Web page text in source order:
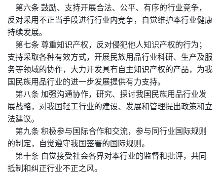
第六条 鼓励、支持开展合法、公平、有序的行业竞争，
反对采用不正当手段进行行业内竞争，自觉维护本行业健康
持续发展。
第七条 尊重知识产权，反对侵犯他人知识产权的行为；
支持采取各种有效方式，开展民族用品行业科研、生产及服
务等领域的协作，大力开发具有自主知识产权的产品，为我
国民族用品行业的进一步发展提供有力支持。
第八条 加强沟通协作，研究、探讨我国民族用品行业发
展战略，对我国轻工行业的建设、发展和管理提出政策和立
法建议。
第九条 积极参与国际合作和交流，参与同行业国际规则
的制定，自觉遵守我国签署的国际规则。
第十条 自觉接受社会各界对本行业的监督和批评，共同
抵制和纠正行业不正之风。